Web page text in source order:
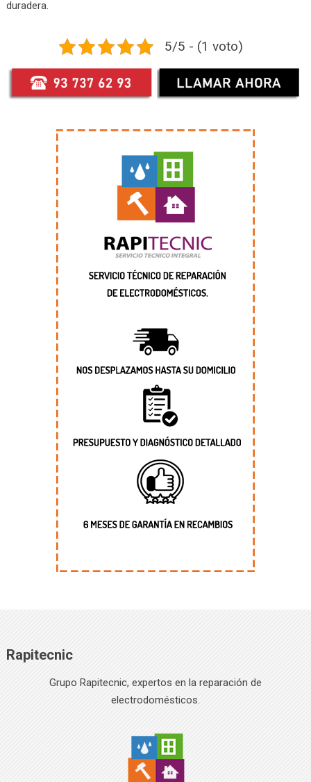
duradera.
5/5 - (1 voto)
Rapitecnic
Grupo Rapitecnic, expertos en la reparación de
electrodomésticos.